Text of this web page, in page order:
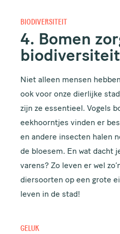
BIODIVERSITEIT
4. Bomen
biodiversiteit
Niet alleen mensen
ook voor onze dierlijke
zijn ze essentieel. Vogels
eekhoorntjes vinden er
en andere insecten halen
de bloesem. En wat dacht
varens? Zo leven er wel
diersoorten op een grote
leven in de stad!
GELUK
Meld je aan
nieuwsbrief
Gezonde Stad!
Eens per maand sturen wij